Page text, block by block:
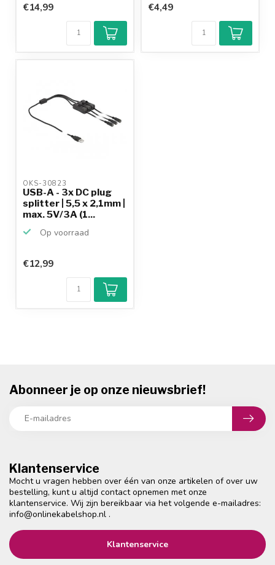
€14,99 €4,49
OKS-30823
USB-A - 3x DC plug
splitter | 5,5 x 2,1mm |
max. 5V/3A (1...
Op voorraad
€12,99
Klantenservice
Mocht u vragen hebben over één van onze artikelen of over uw
bestelling, kunt u altijd contact opnemen met onze
klantenservice. Wij zijn bereikbaar via het volgende e-mailadres:
info@onlinekabelshop.nl .
Klantenservice
Abonneer je op onze nieuwsbrief!